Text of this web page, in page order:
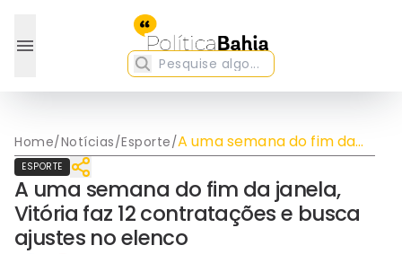
Home/Notícias/Esporte/A uma semana do fim da
janela, Vitória faz 12
contratações e busca
ajustes no elenco
ESPORTE
A uma semana do fim da janela,
Vitória faz 12 contratações e busca
ajustes no elenco